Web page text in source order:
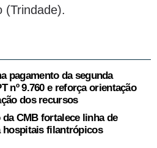
(Trindade).
pagamento da segunda
nº 9.760 e reforça orientação
dos recursos
CMB fortalece linha de
hospitais filantrópicos